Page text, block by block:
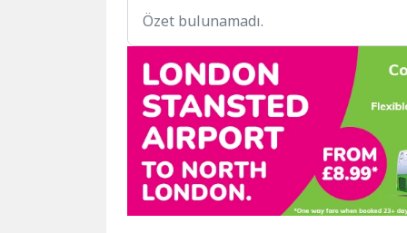
Özet bulunamadı.